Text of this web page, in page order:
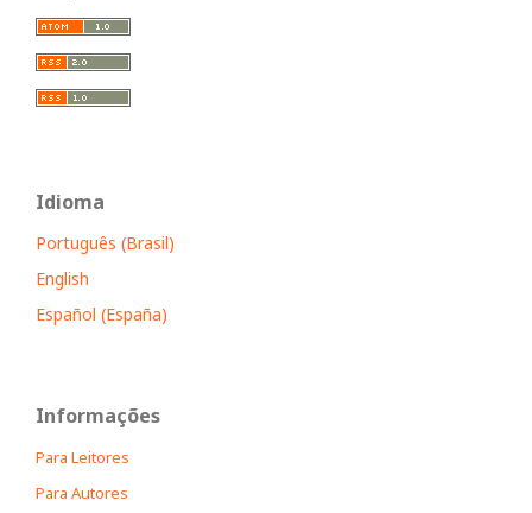
Idioma
Português (Brasil)
English
Español (España)
Informações
Para Leitores
Para Autores